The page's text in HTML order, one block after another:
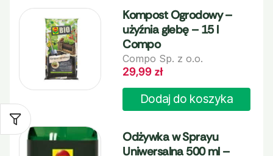
Kompost Ogrodowy –
użyźnia glebę – 15 l
Compo
Compo Sp. z o.o.
29,99zł
Dodaj do koszyka
Odżywka w Sprayu
Uniwersalna 500 ml –